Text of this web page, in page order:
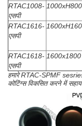
RTAC1008-
एसपी
1000xH800
RTAC1616-
एसपी
RTAC1618-
एसपी
1600x1800
हमारे RTAC-SPMF sesries
कोटिंग्स विकसित करने में